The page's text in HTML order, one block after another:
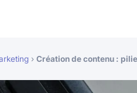
› Création de contenu :